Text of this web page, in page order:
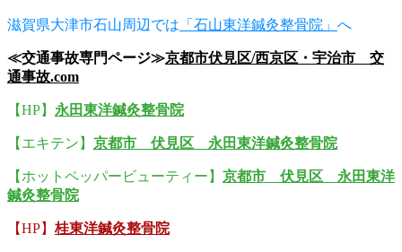
滋賀県大津市石山周辺では 「石山東洋鍼灸整骨院」 へ
≪交通事故専門ページ≫京都市伏見区/西京区・宇治市 交
通事故.com
【HP】 永田東洋鍼灸整骨院
【エキテン】 京都市 伏見区 永田東洋鍼灸整骨院
【ホットペッパービューティー】 京都市 伏見区 永田東洋
鍼灸整骨院
【HP】 桂東洋鍼灸整骨院